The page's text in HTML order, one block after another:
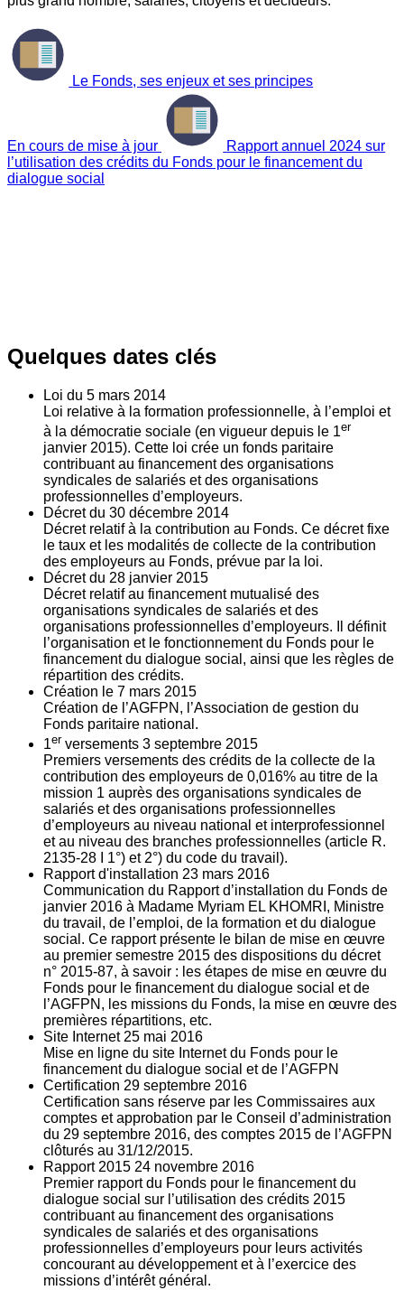
Le Fonds, ses enjeux et ses principes
En cours de mise à jour
Rapport annuel 2024 sur
l’utilisation des crédits du Fonds pour le financement du
dialogue social
Quelques dates clés
Loi du 5 mars 2014
Loi relative à la formation professionnelle, à l’emploi et
à la démocratie sociale (en vigueur depuis le 1er
janvier 2015). Cette loi crée un fonds paritaire
contribuant au financement des organisations
syndicales de salariés et des organisations
professionnelles d’employeurs.
Décret du 30 décembre 2014
Décret relatif à la contribution au Fonds. Ce décret fixe
le taux et les modalités de collecte de la contribution
des employeurs au Fonds, prévue par la loi.
Décret du 28 janvier 2015
Décret relatif au financement mutualisé des
organisations syndicales de salariés et des
organisations professionnelles d’employeurs. Il définit
l’organisation et le fonctionnement du Fonds pour le
financement du dialogue social, ainsi que les règles de
répartition des crédits.
Création le 7 mars 2015
Création de l’AGFPN, l’Association de gestion du
Fonds paritaire national.
1er versements 3 septembre 2015
Premiers versements des crédits de la collecte de la
contribution des employeurs de 0,016% au titre de la
mission 1 auprès des organisations syndicales de
salariés et des organisations professionnelles
d’employeurs au niveau national et interprofessionnel
et au niveau des branches professionnelles (article R.
2135‐28 I 1°) et 2°) du code du travail).
Rapport d'installation 23 mars 2016
Communication du Rapport d’installation du Fonds de
janvier 2016 à Madame Myriam EL KHOMRI, Ministre
du travail, de l’emploi, de la formation et du dialogue
social. Ce rapport présente le bilan de mise en œuvre
au premier semestre 2015 des dispositions du décret
n° 2015-87, à savoir : les étapes de mise en œuvre du
Fonds pour le financement du dialogue social et de
l’AGFPN, les missions du Fonds, la mise en œuvre des
premières répartitions, etc.
Site Internet 25 mai 2016
Mise en ligne du site Internet du Fonds pour le
financement du dialogue social et de l’AGFPN
Certification 29 septembre 2016
Certification sans réserve par les Commissaires aux
comptes et approbation par le Conseil d’administration
du 29 septembre 2016, des comptes 2015 de l’AGFPN
clôturés au 31/12/2015.
Rapport 2015 24 novembre 2016
Premier rapport du Fonds pour le financement du
dialogue social sur l’utilisation des crédits 2015
contribuant au financement des organisations
syndicales de salariés et des organisations
professionnelles d’employeurs pour leurs activités
concourant au développement et à l’exercice des
missions d’intérêt général.